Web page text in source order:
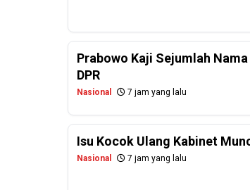
Prabowo Kaji Sejumlah
DPR
Nasional 7 jam yang lalu
Isu Kocok Ulang Kabinet
Nasional 7 jam yang lalu